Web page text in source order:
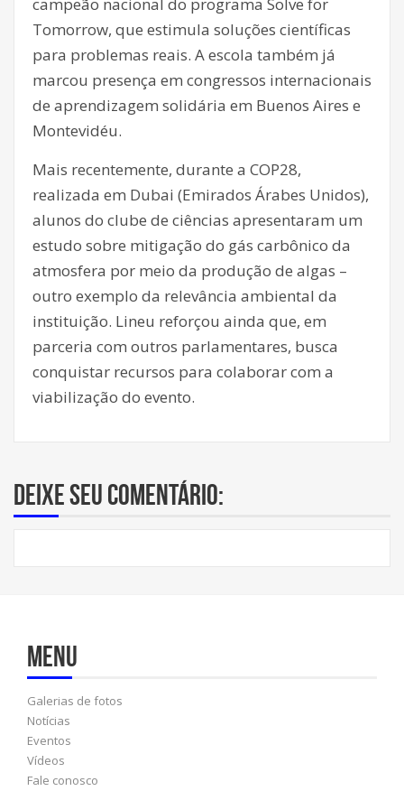
campeão nacional do programa Solve for
Tomorrow, que estimula soluções científicas
para problemas reais. A escola também já
marcou presença em congressos internacionais
de aprendizagem solidária em Buenos Aires e
Montevidéu.
Mais recentemente, durante a COP28,
realizada em Dubai (Emirados Árabes Unidos),
alunos do clube de ciências apresentaram um
estudo sobre mitigação do gás carbônico da
atmosfera por meio da produção de algas –
outro exemplo da relevância ambiental da
instituição. Lineu reforçou ainda que, em
parceria com outros parlamentares, busca
conquistar recursos para colaborar com a
viabilização do evento.
Deixe seu comentário:
Menu
Galerias de fotos
Notícias
Eventos
Vídeos
Fale conosco